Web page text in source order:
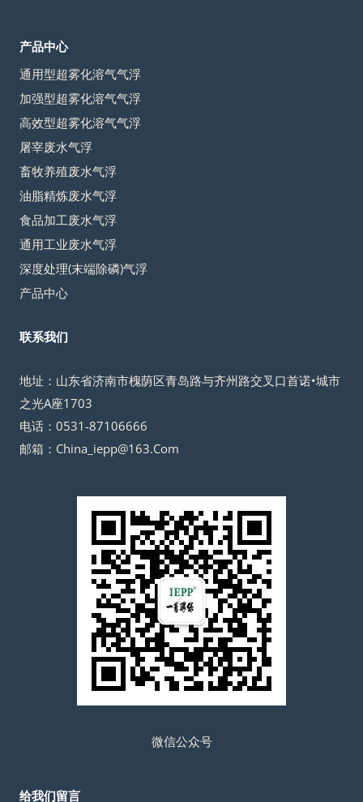
产品中心
通用型超雾化溶气气浮
加强型超雾化溶气气浮
高效型超雾化溶气气浮
屠宰废水气浮
畜牧养殖废水气浮
油脂精炼废水气浮
食品加工废水气浮
通用工业废水气浮
深度处理(末端除磷)气浮
产品中心
联系我们
地址：山东省济南市槐荫区青岛路与齐州路交叉口首诺•城市
之光A座1703
电话：0531-87106666
邮箱：China_iepp@163.Com
微信公众号
给我们留言